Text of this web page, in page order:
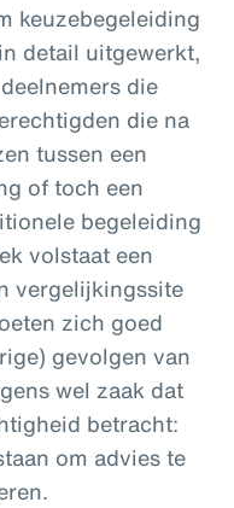
keuzebegeleiding
detail uitgewerkt,
die
die na
tussen een
of toch een
begeleiding
volstaat een
vergelijkingssite
zich goed
gevolgen van
wel zaak dat
betracht:
om advies te